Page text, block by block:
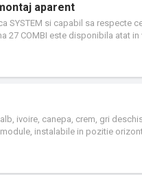
aparent
SYSTEM si capabil sa respecte
27 COMBI este disponibila atat in
ivoire, canepa, crem, gri
instalabile in pozitie